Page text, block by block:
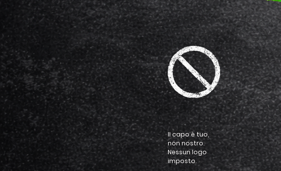
Il capo è tuo,
non nostro.
Nessun logo
imposto.